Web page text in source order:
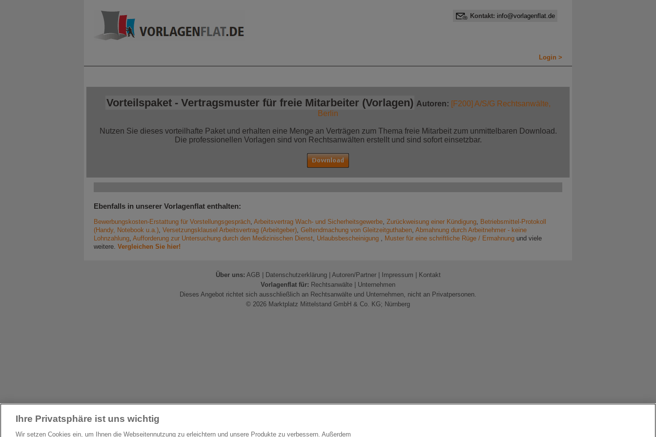
Kontakt: info@vorlagenflat.de
Login >
Vorteilspaket - Vertragsmuster für freie Mitarbeiter (Vorlagen) Autoren: [F200] A/S/G Rechtsanwälte,
Berlin
Nutzen Sie dieses vorteilhafte Paket und erhalten eine Menge an Verträgen zum Thema freie Mitarbeit zum unmittelbaren Download.
Die professionellen Vorlagen sind von Rechtsanwälten erstellt und sind sofort einsetzbar.
Ebenfalls in unserer Vorlagenflat enthalten:
Bewerbungskosten-Erstattung für Vorstellungsgespräch, Arbeitsvertrag Wach- und Sicherheitsgewerbe, Zurückweisung einer Kündigung, Betriebsmittel-Protokoll
(Handy, Notebook u.a.), Versetzungsklausel Arbeitsvertrag (Arbeitgeber), Geltendmachung von Gleitzeitguthaben, Abmahnung durch Arbeitnehmer - keine
Lohnzahlung, Aufforderung zur Untersuchung durch den Medizinischen Dienst, Urlaubsbescheinigung , Muster für eine schriftliche Rüge / Ermahnung und viele
weitere. Vergleichen Sie hier!
Über uns: AGB Datenschutzerklärung| Autoren/Partner| Impressum
Kontakt
Vorlagenflat für: Rechtsanwälte
Unternehmen
Dieses Angebot richtet sich ausschließlich an Rechtsanwälte und Unternehmen, nicht an Privatpersonen.
© 2026 Marktplatz Mittelstand GmbH & Co. KG; Nürnberg
Ihre Privatsphäre ist uns wichtig
Wir setzen Cookies ein, um Ihnen die Webseitennutzung zu erleichtern und unsere Produkte zu verbessern. Außerdem